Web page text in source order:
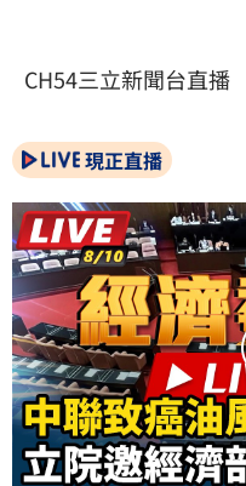
CH54三立新聞台直播
現正直播